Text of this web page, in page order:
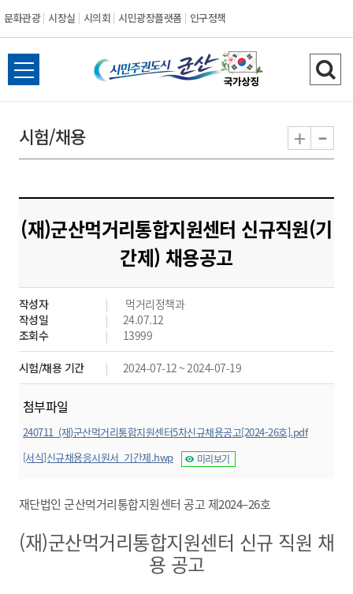
문화관광 시장실 시의회 시민광장플랫폼 인구정책
시
민
도
시
군
산
전
체
뉴
열
검
색
기
시험/채용 + -
(재)군산먹거리통합지원센터 신규직원(기
간제) 채용공고
작성자
먹거리정책과
작성일
24.07.12
조회수
13999
시험/채용 기간 2024-07-12 ~ 2024-07-19
첨부파일
240711_(재)군산먹거리통합지원센터5차신규채용공고[2024-26호].pdf
미리보기
[서식]신규채용응시원서_기간제.hwp 미리보기
재단법인 군산먹거리통합지원센터 공고 제2024–26호
(재)군산먹거리통합지원센터 신규 직원 채
용 공고